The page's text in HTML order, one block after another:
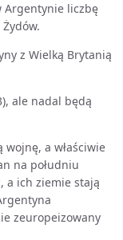
Argentynie liczbę
z Wielką Brytanią
ale nadal będą
wojnę, a właściwie
na południu
a ich ziemie stają
zeuropeizowany